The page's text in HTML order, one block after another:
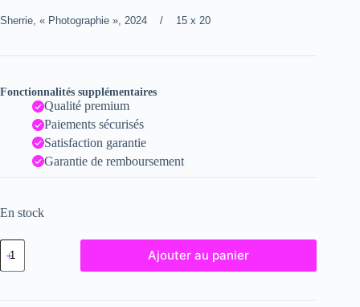
Sherrie, « Photographie », 2024 / 15 x 20
Fonctionnalités supplémentaires
Qualité premium
Paiements sécurisés
Satisfaction garantie
Garantie de remboursement
En stock
quantité
de
Sherrie,
2024
Ajouter au panier